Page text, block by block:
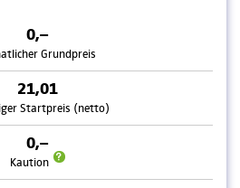
0,–
Grundpreis
21,01
Startpreis (netto)
0,–
Kaution